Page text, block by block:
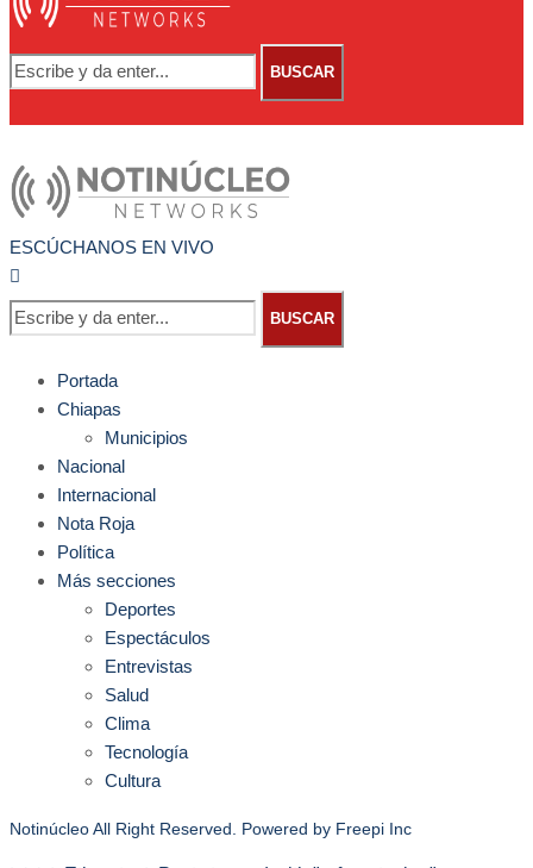
BUSCAR
ESCÚCHANOS EN VIVO
BUSCAR
Portada
Chiapas
Municipios
Nacional
Internacional
Nota Roja
Política
Más secciones
Deportes
Espectáculos
Entrevistas
Salud
Clima
Tecnología
Cultura
Notinúcleo All Right Reserved. Powered by Freepi Inc